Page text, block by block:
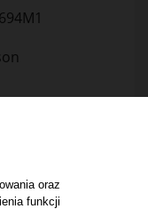
oraz
funkcji